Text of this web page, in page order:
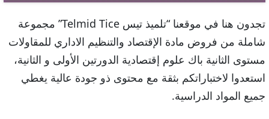
تجدون هنا في موقعنا “تلميذ تيس Telmid Tice” مجموعة
شاملة من فروض مادة الإقتصاد والتنظيم الاداري للمقاولات
مستوى الثانية باك علوم إقتصادية الدورتين الأولى و الثانية،
استعدوا لاختباراتكم بثقة مع محتوى ذو جودة عالية يغطي
جميع المواد الدراسية.